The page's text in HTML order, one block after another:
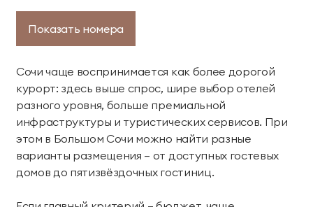
Показать номера
Сочи чаще воспринимается как более дорогой
курорт: здесь выше спрос, шире выбор отелей
разного уровня, больше премиальной
инфраструктуры и туристических сервисов. При
этом в Большом Сочи можно найти разные
варианты размещения — от доступных гостевых
домов до пятизвёздочных гостиниц.